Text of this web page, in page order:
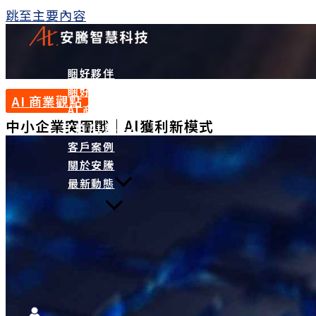
跳至主要內容
睏好夥伴
睏好商城
AI 商學院
I 拍 AI 數字人
客戶案例
關於安騰
最新動態
AI 商業觀點
中小企業突圍戰｜AI獲利新模式